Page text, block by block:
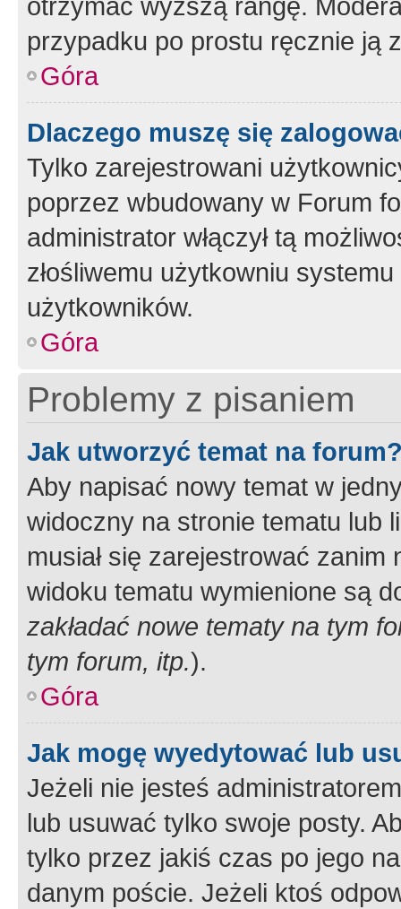
przypadku po prostu ręcznie ją
Góra
Dlaczego muszę się
Tylko zarejestrowani
poprzez wbudowany w Forum
administrator włączył tą
złośliwemu użytkowniu
użytkowników.
Góra
Problemy z pisaniem
Jak utworzyć temat na
Aby napisać nowy temat w
widoczny na stronie tematu lub
musiał się zarejestrować
widoku tematu wymienione są
zakładać nowe tematy na tym
tym forum, itp.).
Góra
Jak mogę wyedytować lub
Jeżeli nie jesteś
lub usuwać tylko swoje posty.
tylko przez jakiś czas po jego
danym poście. Jeżeli ktoś